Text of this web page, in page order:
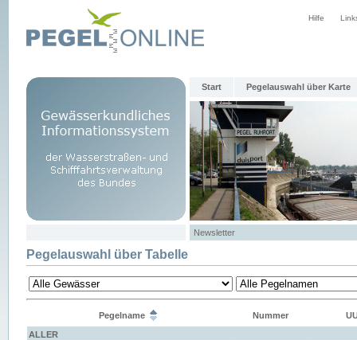
Hilfe
Start Pegelauswahl über Karte
Newsletter
Pegelauswahl über Tabelle
Pegelname Nummer
ALLER